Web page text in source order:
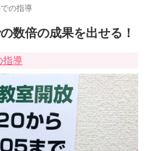
の指導
数倍の成果を出せる！
指導